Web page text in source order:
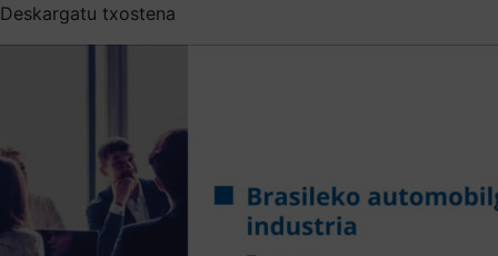
Deskargatu txostena